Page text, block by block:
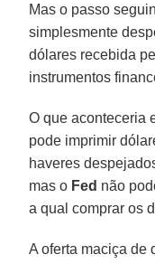
Mas o passo
simplesmente
dólares recebida
instrumentos
O que aconteceria
pode imprimir
haveres
mas o Fed não
a qual comprar os
A oferta maciça